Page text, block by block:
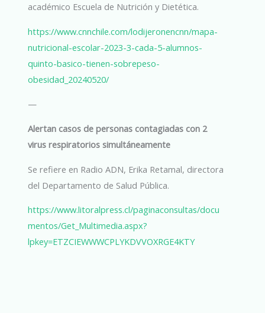
académico Escuela de Nutrición y Dietética.
https://www.cnnchile.com/lodijeronencnn/mapa-
nutricional-escolar-2023-3-cada-5-alumnos-
quinto-basico-tienen-sobrepeso-
obesidad_20240520/
—
Alertan casos de personas contagiadas con 2
virus respiratorios simultáneamente
Se refiere en Radio ADN, Erika Retamal, directora
del Departamento de Salud Pública.
https://www.litoralpress.cl/paginaconsultas/docu
mentos/Get_Multimedia.aspx?
lpkey=ETZCIEWWWCPLYKDVVOXRGE4KTY